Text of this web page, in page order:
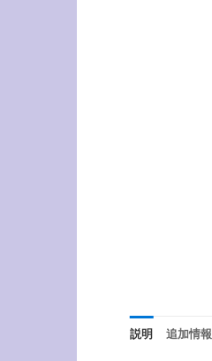
説明 追加情報